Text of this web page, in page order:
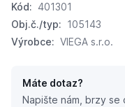
Kód: 401301
Obj.č./typ: 105143
Výrobce: VIEGA s.r.o.
Máte dotaz?
Napište nám, brzy se